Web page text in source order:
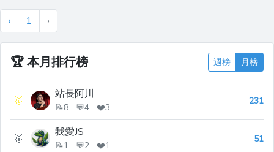
‹ 1 ›
🏆本月排行榜 週榜 月榜
🥇 站長阿川
📝8 💬4 ❤️3
231
🥈 我愛JS
📝1 💬2 ❤️1
51